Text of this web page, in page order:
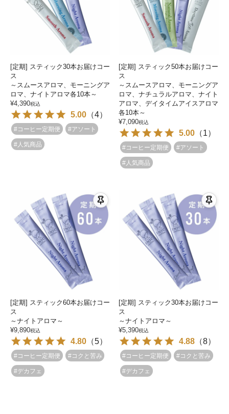
[定期] スティック30本お届けコー
ス
～スムースアロマ、モーニングア
ロマ、ナイトアロマ各10本～
¥4,390税込
5.00 （4）
#コーヒー定期便 #アソート
#人気商品
[定期] スティック50本お届けコー
ス
～スムースアロマ、モーニングア
ロマ、ナチュラルアロマ、ナイト
アロマ、デイタイムアイスアロマ
各10本～
¥7,090税込
5.00 （1）
#コーヒー定期便 #アソート
#人気商品
[定期] スティック60本お届けコー
ス
～ナイトアロマ～
¥9,890税込
4.80 （5）
#コーヒー定期便 #コクと苦み
#デカフェ
[定期] スティック30本お届けコー
ス
～ナイトアロマ～
¥5,390税込
4.88 （8）
#コーヒー定期便 #コクと苦み
#デカフェ